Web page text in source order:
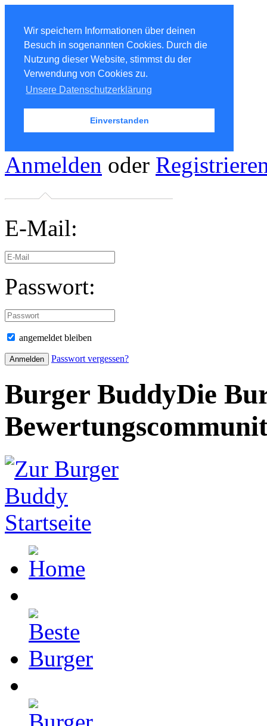
Wir speichern Informationen über deinen
Besuch in sogenannten Cookies. Durch die
Nutzung dieser Website, stimmst du der
Verwendung von Cookies zu.
Unsere Datenschutzerklärung
Einverstanden
Anmelden oder
E-Mail:
Passwort:
angemeldet bleiben
Passwort vergessen?
Burger BuddyDie